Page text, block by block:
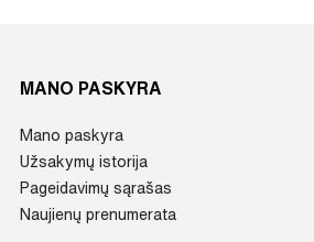
MANO PASKYRA
Mano paskyra
Užsakymų istorija
Pageidavimų sąrašas
Naujienų prenumerata